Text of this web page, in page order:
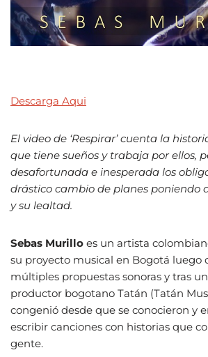
Descarga Aqui
El video de ‘Respirar’ cuenta la
que tiene sueños y trabaja por ellos,
desafortunada e inesperada los
drástico cambio de planes poniendo
y su lealtad.
Sebas Murillo es un artista
su proyecto musical en Bogotá luego
múltiples propuestas sonoras y tras
productor bogotano Tatán (Tatán
congenió desde que se conocieron y
escribir canciones con historias que
gente.